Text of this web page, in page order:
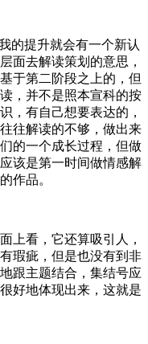
的提升就会有一个新认
面去解读策划的意思，
于第二阶段之上的，但
，并不是照本宣科的按
，有自己想要表达的，
往解读的不够，做出来
的一个成长过程，但做
该是第一时间做情感解
作品。
上看，它还算吸引人，
瑕疵，但是也没有到非
跟主题结合，集结号应
好地体现出来，这就是